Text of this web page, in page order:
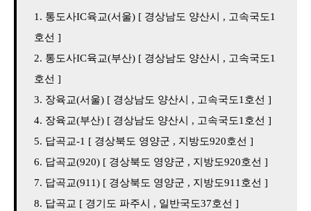
통도사IC육교(서울) [ 경상남도 양산시 , 고속국도1
호선 ]
통도사IC육교(부산) [ 경상남도 양산시 , 고속국도1
호선 ]
장육교(서울) [ 경상남도 양산시 , 고속국도1호선 ]
장육교(부산) [ 경상남도 양산시 , 고속국도1호선 ]
답곡교-1 [ 경상북도 영양군 , 지방도920호선 ]
답곡교(920) [ 경상북도 영양군 , 지방도920호선 ]
답곡교(911) [ 경상북도 영양군 , 지방도911호선 ]
답곡교 [ 경기도 파주시 , 일반국도37호선 ]